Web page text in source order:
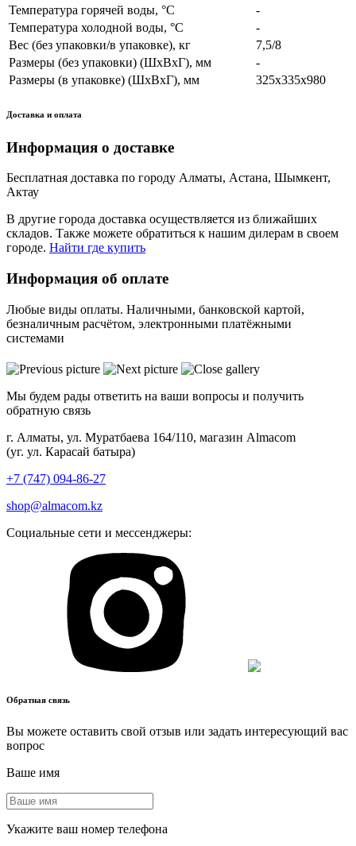
Температура горячей воды, °С
-
Температура холодной воды, °С
-
Вес (без упаковки/в упаковке), кг
7,5/8
Размеры (без упаковки) (ШхВхГ), мм
-
Размеры (в упаковке) (ШхВхГ), мм
325x335x980
Доставка и оплата
Информация о доставке
Бесплатная доставка по городу Алматы, Астана, Шымкент,
Актау
В другие города доставка осуществляется из ближайших
складов. Также можете обратиться к нашим дилерам в своем
городе. Найти где купить
Информация об оплате
Любые виды оплаты. Наличными, банковской картой,
безналичным расчётом, электронными платёжными
системами
Мы будем рады ответить на ваши вопросы и получить
обратную связь
г. Алматы, ул. Муратбаева 164/110, магазин Almacom
(уг. ул. Карасай батыра)
+7 (747) 094-86-27
shop@almacom.kz
Социальные сети и мессенджеры:
Обратная связь
Вы можете оставить свой отзыв или задать интересующий вас
вопрос
Ваше имя
Укажите ваш номер телефона